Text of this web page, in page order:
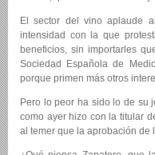
El sector del vino aplaude
intensidad con la que
beneficios, sin importarles
Sociedad Española de
porque primen más otros
Pero lo peor ha sido lo de su
como ayer hizo con la titular
al temer que la aprobación de